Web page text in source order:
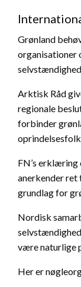
Grønland
organisationer
Arktisk Råd
regionale
forbinder
FN’s
anerkender ret
grundlag for
Nordisk
være naturlige
Her er